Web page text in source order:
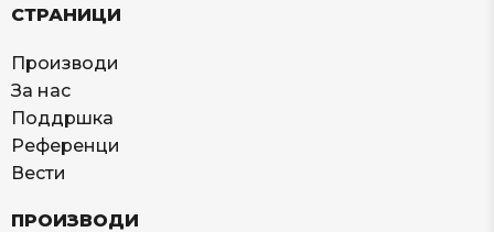
СТРАНИЦИ
Производи
За нас
Поддршка
Референци
Вести
ПРОИЗВОДИ